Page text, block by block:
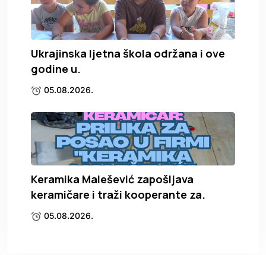
Ukrajinska ljetna škola održana i ove
godine u.
05.08.2026.
Keramika Malešević zapošljava
keramičare i traži kooperante za.
05.08.2026.